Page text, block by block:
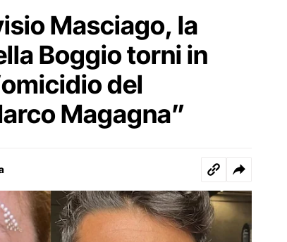
Masciago, la
Boggio torni in
del
Magagna”